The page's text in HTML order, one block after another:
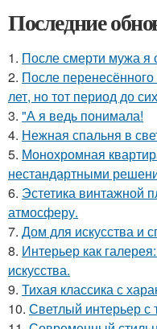
Последние
1. После смерти мужа я
2. После
лет, но тот период до
3. "А я ведь понимала!
4. Нежная спальня в
5. Монохромная
нестандартными
6. Эстетика винтажной
атмосферу.
7. Дом для искусства и
8. Интерьер как
искусства.
9. Тихая классика с
10. Светлый интерьер